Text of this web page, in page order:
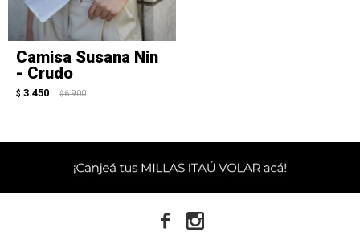
Camisa Susana Nin
- Crudo
$ 3.450 $ 6.900
 